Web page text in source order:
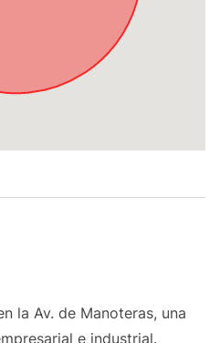
la Av. de Manoteras, una
e industrial.